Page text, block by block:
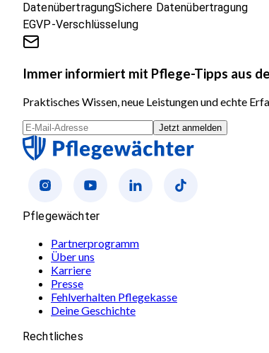
DatenübertragungSichere Datenübertragung
EGVP-Verschlüsselung
Immer informiert mit Pflege-Tipps aus
Praktisches Wissen, neue Leistungen und echte
Jetzt anmelden
Pflegewächter
Partnerprogramm
Über uns
Karriere
Presse
Fehlverhalten Pflegekasse
Deine Geschichte
Rechtliches